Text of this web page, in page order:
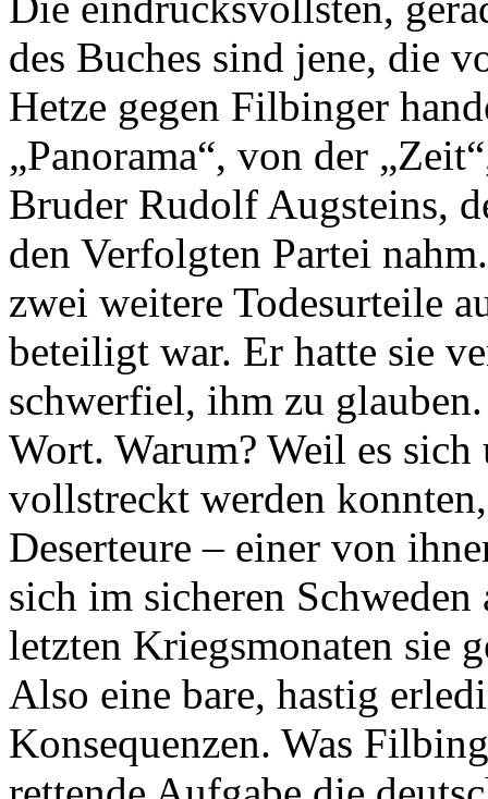
des Buches sind jene, die
Hetze gegen Filbinger
„Panorama“, von der
Bruder Rudolf Augsteins,
den Verfolgten Partei
zwei weitere Todesurteile
beteiligt war. Er hatte sie
schwerfiel, ihm zu
Wort. Warum? Weil es
vollstreckt werden
Deserteure – einer von
sich im sicheren
letzten Kriegsmonaten sie
Also eine bare, hastig
Konsequenzen. Was